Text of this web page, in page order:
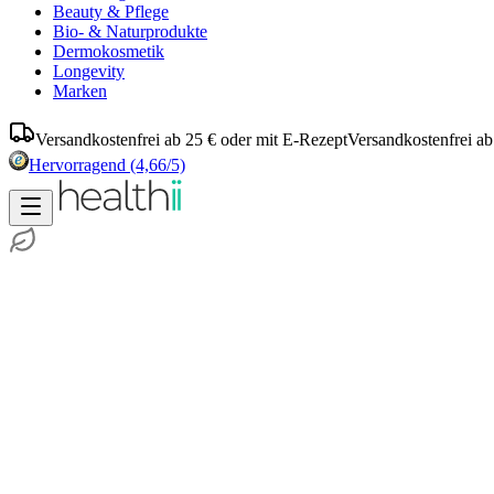
Beauty & Pflege
Bio- & Naturprodukte
Dermokosmetik
Longevity
Marken
Versandkostenfrei ab 25 € oder mit E-RezeptVersandkostenfrei
Hervorragend (4,66/5)